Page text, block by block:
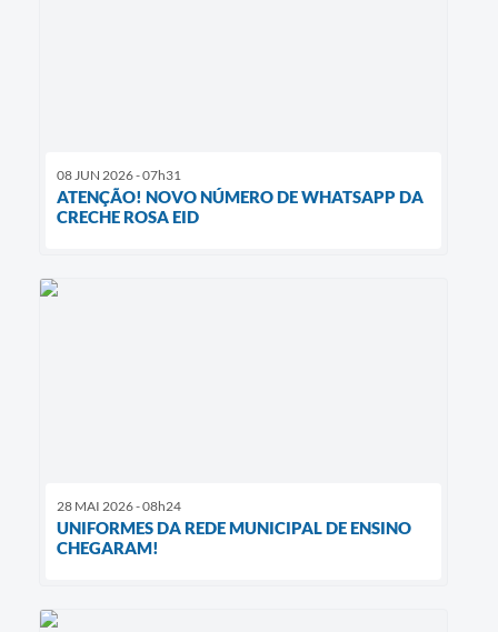
08 JUN 2026 - 07h31
ATENÇÃO! NOVO NÚMERO DE WHATSAPP DA
CRECHE ROSA EID
28 MAI 2026 - 08h24
UNIFORMES DA REDE MUNICIPAL DE ENSINO
CHEGARAM!